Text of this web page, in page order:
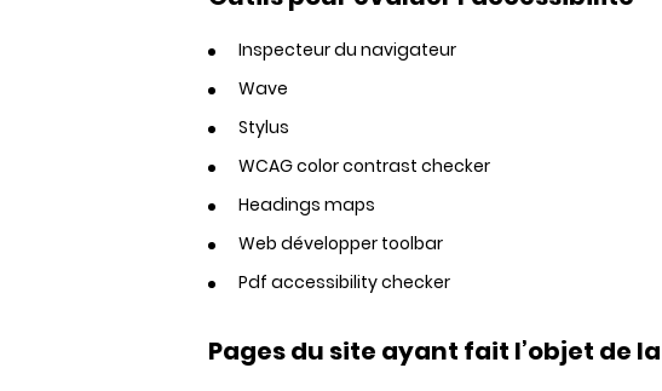
Inspecteur du navigateur
Wave
Stylus
WCAG color contrast checker
Headings maps
Web développer toolbar
Pdf accessibility checker
Pages du site ayant fait l’objet de